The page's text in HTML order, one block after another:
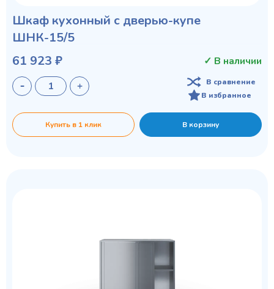
Шкаф кухонный с дверью-купе
ШНК-15/5
61 923 ₽
✓ В наличии
В сравнение
В избранное
Купить в 1 клик В корзину